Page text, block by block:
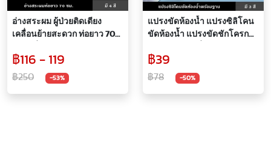
อ่างสระผม ผู้ป่วยติดเตียง
เคลื่อนย้ายสะดวก ท่อยาว 70
฿116 - 119
฿250 -53%
แปรงขัดห้องน้ำ แปรงซิลิโคน
ขัดห้องน้ำ แปรงขัดชักโครก
ถนัดมือ พร้อมแท่งวางในตัว ติด
ผนังได้ ไม่ต้องเจาะ
฿39
฿78 -50%